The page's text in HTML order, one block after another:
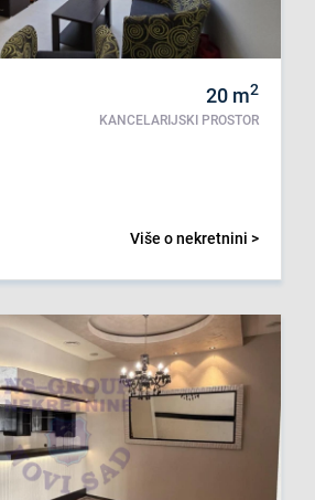
20 m2
KANCELARIJSKI PROSTOR
Više o nekretnini >